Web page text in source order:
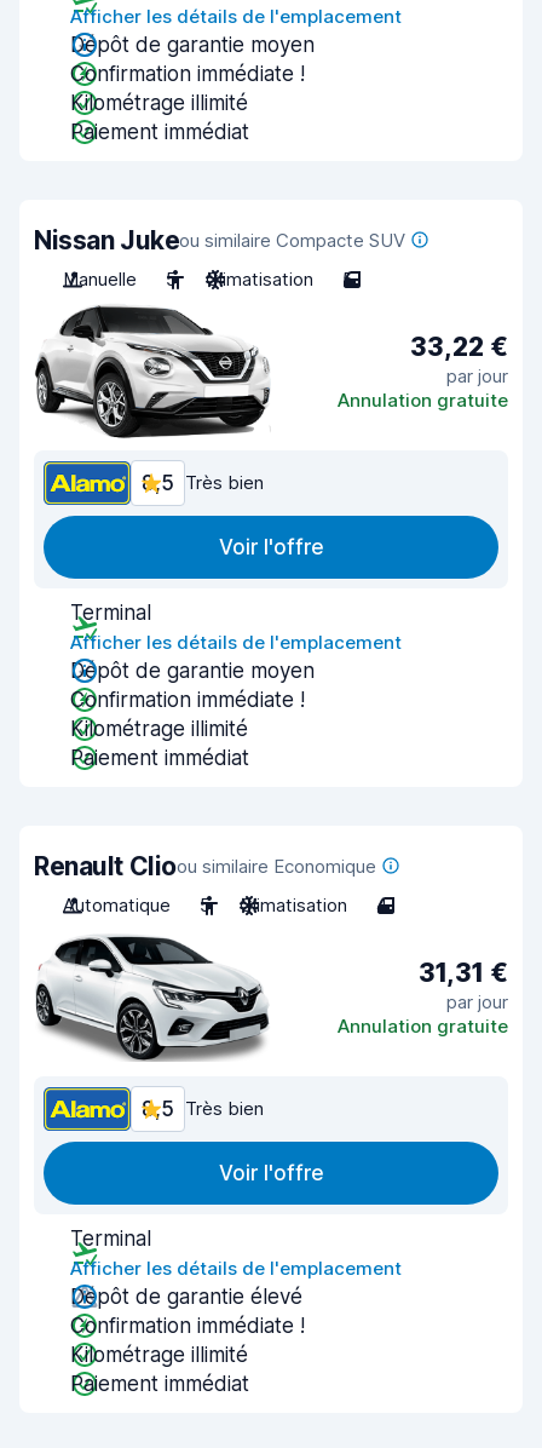
Afficher les détails de l'emplacement
Dépôt de garantie moyen
Confirmation immédiate !
Kilométrage illimité
Paiement immédiat
Nissan Jukeou similaire Compacte SUV
Manuelle
5 Climatisation 5
33,22 €
par jour
Annulation gratuite
8,5 Très bien
Voir l'offre
Terminal
Afficher les détails de l'emplacement
Dépôt de garantie moyen
Confirmation immédiate !
Kilométrage illimité
Paiement immédiat
Renault Clioou similaire Economique
Automatique
5 Climatisation 4
31,31 €
par jour
Annulation gratuite
8,5 Très bien
Voir l'offre
Terminal
Afficher les détails de l'emplacement
Dépôt de garantie élevé
Confirmation immédiate !
Kilométrage illimité
Paiement immédiat